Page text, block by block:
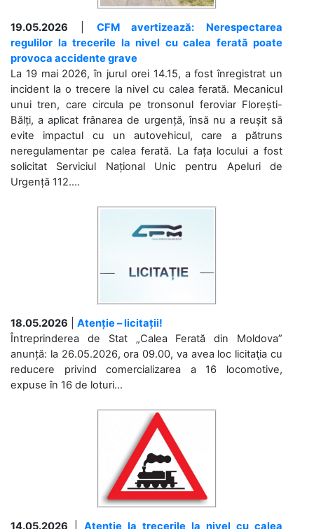
19.05.2026
CFM avertizează: Nerespectarea
regulilor la trecerile la nivel cu calea ferată poate
provoca accidente grave
La 19 mai 2026, în jurul orei 14.15, a fost înregistrat un
incident la o trecere la nivel cu calea ferată. Mecanicul
unui tren, care circula pe tronsonul feroviar Florești-
Bălți, a aplicat frânarea de urgență, însă nu a reușit să
evite impactul cu un autovehicul, care a pătruns
neregulamentar pe calea ferată. La fața locului a fost
solicitat Serviciul Național Unic pentru Apeluri de
Urgență 112....
18.05.2026
Atenție – licitații!
Întreprinderea de Stat „Calea Ferată din Moldova”
anunță: la 26.05.2026, ora 09.00, va avea loc licitaţia cu
reducere privind comercializarea a 16 locomotive,
expuse în 16 de loturi...
14.05.2026
Atenție la trecerile la nivel cu calea